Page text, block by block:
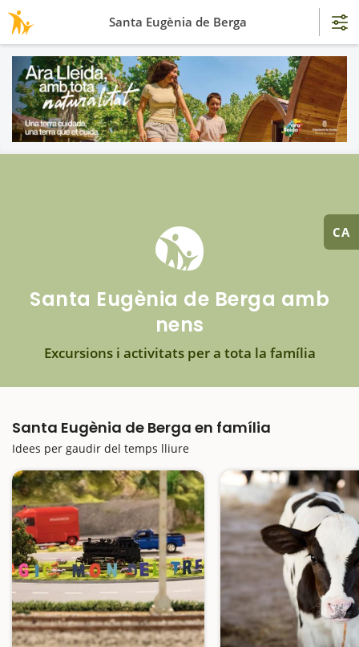
CA
Santa Eugènia de Berga amb
nens
Excursions i activitats per a tota la família
Santa Eugènia de Berga en família
Idees per gaudir del temps lliure
Santa Eugènia de Berga